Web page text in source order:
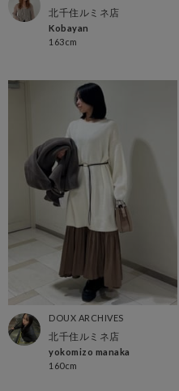
北千住ルミネ店
Kobayan
163cm
DOUX ARCHIVES
北千住ルミネ店
yokomizo manaka
160cm